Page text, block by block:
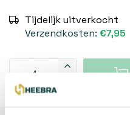
Tijdelijk uitverkocht
Verzendkosten: €7,95